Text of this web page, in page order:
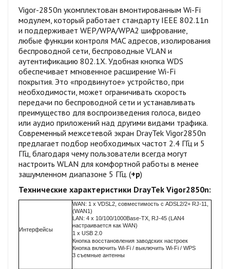
Vigor-2850n укомплектован вмонтированным Wi-Fi
модулем, который работает стандарту IEEE 802.11n
и поддерживает WEP/WPA/WPA2 шифрование,
любые функции контроля MAC адресов, изолирования
беспроводной сети, беспроводные VLAN и
аутентификацию 802.1X. Удобная кнопка WDS
обеспечивает мгновенное расширение Wi-Fi
покрытия. Это «продвинутое» устройство, при
необходимости, может ограничивать скорость
передачи по беспроводной сети и устанавливать
преимущество для воспроизведения голоса, видео
или аудио приложений над другими видами трафика.
Современный межсетевой экран DrayTek Vigor2850n
предлагает подбор необходимых частот 2.4 ГГц и 5
ГГц, благодаря чему пользователи всегда могут
настроить WLAN для комфортной работы в менее
зашумленном диапазоне 5 ГГц. (+р)
Технические характеристики DrayTek Vigor2850n:
Интерфейсы
WAN: 1 x VDSL2, совместимость с ADSL2/2+ RJ-11,
(WAN1)
LAN: 4 x 10/100/1000Base-TX, RJ-45 (LAN4
настраивается как WAN)
1 x USB 2.0
Кнопка восстановления заводских настроек
Кнопка включить Wi-Fi / выключить Wi-Fi / WPS
3 съемные антенны